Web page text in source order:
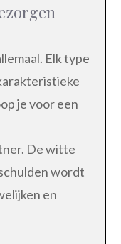
Elk type
je voor een
De witte
wordt
en